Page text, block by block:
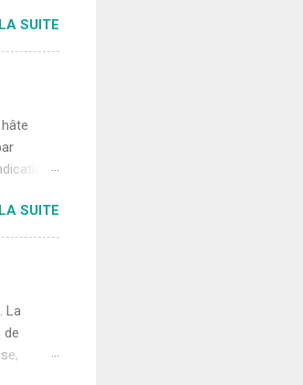
mais
SUITE
Nos
ici, pas
béton
SUITE
La
de